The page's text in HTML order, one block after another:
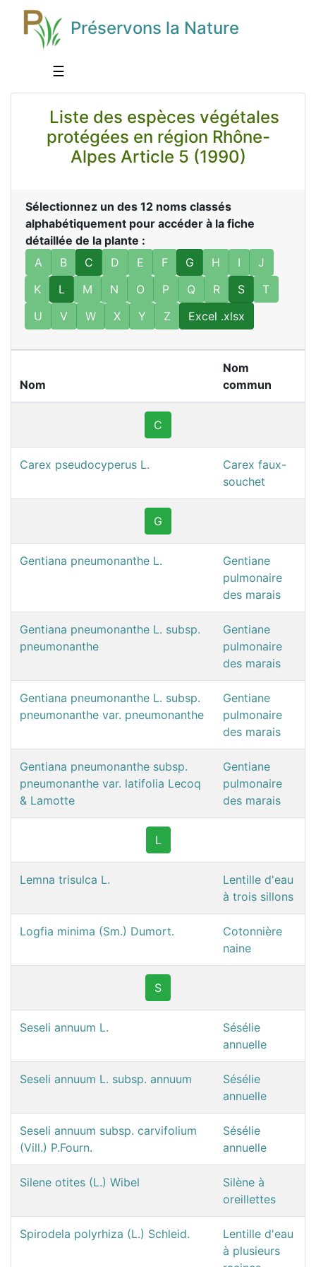
Préservons la Nature
☰
Liste des espèces végétales
protégées en région Rhône-
Alpes Article 5 (1990)
Sélectionnez un des 12 noms classés
alphabétiquement pour accéder à la fiche
détaillée de la plante :
A
B C D E F G H I
J
K
L M N O P Q R S
T
U
V W X Y Z Excel .xlsx
Nom
Nom
commun
C
Carex pseudocyperus L.
Carex faux-
souchet
G
Gentiana pneumonanthe L.
Gentiane
pulmonaire
des marais
Gentiana pneumonanthe L. subsp.
pneumonanthe
Gentiane
pulmonaire
des marais
Gentiana pneumonanthe L. subsp.
pneumonanthe var. pneumonanthe
Gentiane
pulmonaire
des marais
Gentiana pneumonanthe subsp.
pneumonanthe var. latifolia Lecoq
& Lamotte
Gentiane
pulmonaire
des marais
L
Lemna trisulca L.
Lentille d'eau
à trois sillons
Logfia minima (Sm.) Dumort.
Cotonnière
naine
S
Seseli annuum L.
Sésélie
annuelle
Seseli annuum L. subsp. annuum
Sésélie
annuelle
Seseli annuum subsp. carvifolium
(Vill.) P.Fourn.
Sésélie
annuelle
Silene otites (L.) Wibel
Silène à
oreillettes
Spirodela polyrhiza (L.) Schleid.
Lentille d'eau
à plusieurs